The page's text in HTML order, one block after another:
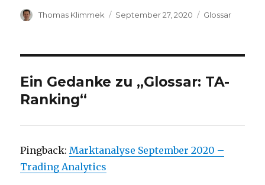
Autor
Thomas Klimmek
Veröffentlicht
September 27, 2020 Kategorien
Glossar
Ein Gedanke zu „Glossar: TA-
Ranking“
Pingback:Marktanalyse September 2020 –
Trading Analytics